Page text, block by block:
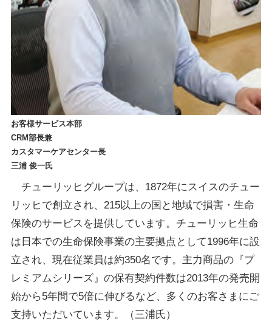
お客様サービス本部
CRM部長兼
カスタマーケアセンター長
三浦 俊一氏
チューリッヒグループは、1872年にスイスのチュー
リッヒで創立され、215以上の国と地域で損害・生命
保険のサービスを提供しています。チューリッヒ生命
は日本での生命保険事業の主要拠点として1996年に設
立され、現在従業員は約350名です。主力商品の『プ
レミアムシリーズ』の保有契約件数は2013年の発売開
始から5年間で5倍に伸びるなど、多くのお客さまにご
支持いただいています。（三浦氏）